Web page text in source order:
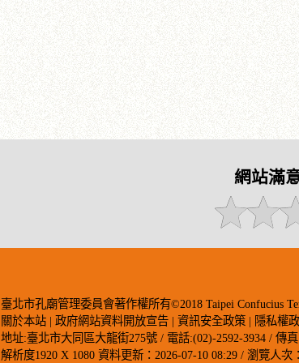
網站滿
臺北市孔廟管理委員會著作權所有©2018 Taipei Confucius
關於本站 | 政府網站資料開放宣告 |資訊安全政策 | 隱私權
地址:臺北市大同區大龍街275號 / 電話:(02)-2592-3934 / 傳
解析度1920 X 1080 資料更新：2026-07-10 08:29 / 瀏覽人次